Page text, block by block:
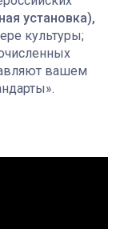
установка),
культуры;
вашем
.